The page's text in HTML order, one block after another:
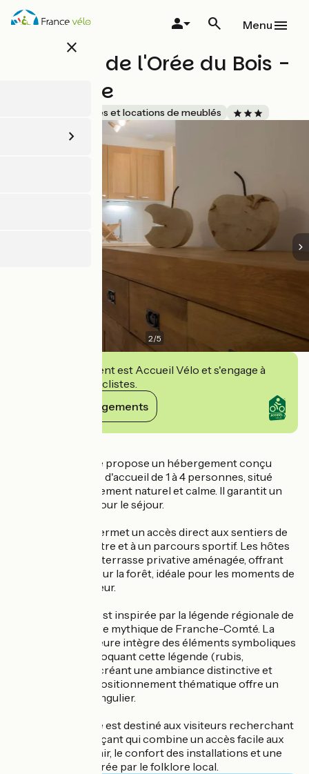
Aller
au
close
Menu
Les Gîtes de l'Orée du Bois -
La Vouivre
Gîtes et locations de meublés
2/5
Cet établissement est Accueil Vélo et s'engage à
accueillir des cyclistes.
Voir ses engagements
Le Gîte La Vouivre propose un hébergement conçu
pour une capacité d'accueil de 1 à 4 personnes, situé
dans un environnement naturel et calme. Il garantit un
confort optimal pour le séjour.
L'hébergement permet un accès direct aux sentiers de
randonnée pédestre et à un parcours sportif. Les hôtes
bénéficient d'une terrasse privative aménagée, offrant
une vue dégagée sur la forêt, idéale pour les moments de
détente en extérieur.
L'identité du gîte est inspirée par la légende régionale de
la Vouivre, créature mythique de Franche-Comté. La
décoration intérieure intègre des éléments symboliques
et thématiques évoquant cette légende (rubis,
serpent/femme), créant une ambiance distinctive et
mystérieuse. Ce positionnement thématique offre un
cadre de séjour singulier.
Le Gîte La Vouivre est destiné aux visiteurs recherchant
un séjour ressourçant qui combine un accès facile aux
activités de plein air, le confort des installations et une
atmosphère inspirée par le folklore local.